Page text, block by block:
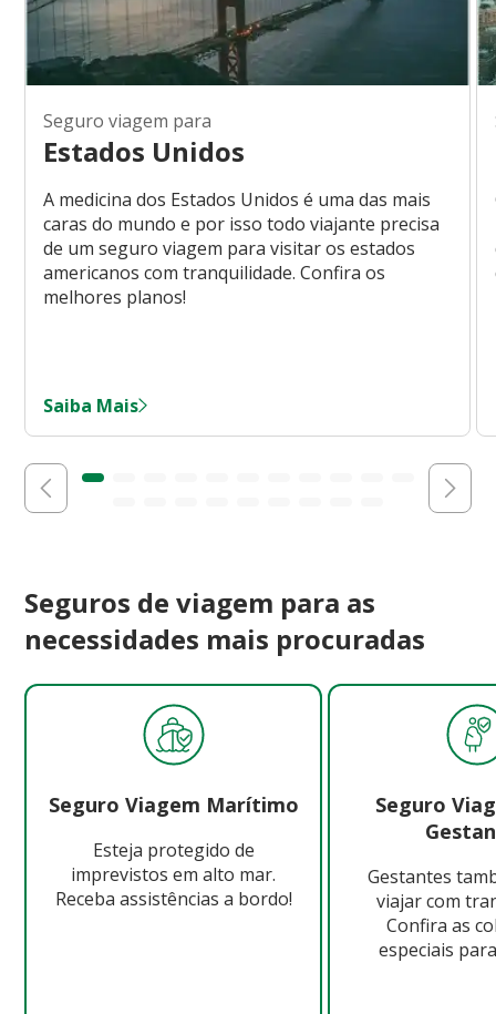
Seguro viagem para
Estados Unidos
A medicina dos Estados Unidos é uma das mais
caras do mundo e por isso todo viajante precisa
de um seguro viagem para visitar os estados
americanos com tranquilidade. Confira os
melhores planos!
Saiba Mais
Seguros de viagem para as
necessidades mais procuradas
Seguro Viagem Marítimo
Esteja protegido de
imprevistos em alto mar.
Receba assistências a bordo!
Seguro
Gestantes
viajar com
Confira as
especiais